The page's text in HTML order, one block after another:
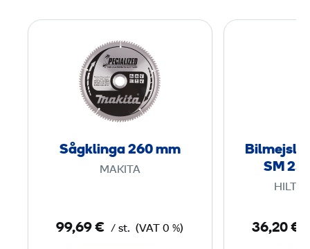
å
g
k
l
i
0
Sågklinga 260 mm
MAKITA
99,69 € / st. (VAT 0 %)
Bilmejslar
SM 25
HILTI
36,20 €